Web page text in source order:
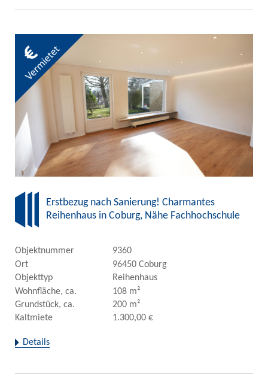
Erstbezug nach Sanierung! Charmantes
Reihenhaus in Coburg, Nähe Fachhochschule
Objektnummer
9360
Ort
96450 Coburg
Objekttyp
Reihenhaus
Wohnfläche, ca.
108 m²
Grundstück, ca.
200 m²
Kaltmiete
1.300,00 €
Details